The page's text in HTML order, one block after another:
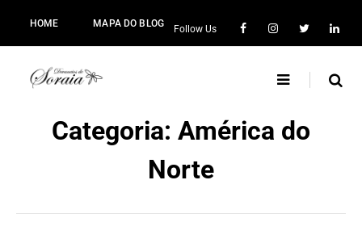
HOME MAPA DO BLOG
Follow Us
Categoria: América do
Norte